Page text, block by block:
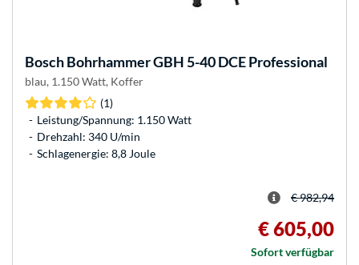
BoschBohrhammer GBH 5-40 DCE Professional
blau, 1.150 Watt, Koffer
(1)
Leistung/Spannung: 1.150 Watt
Drehzahl: 340 U/min
Schlagenergie: 8,8 Joule
€ 982,94
€ 605,00
Sofort verfügbar